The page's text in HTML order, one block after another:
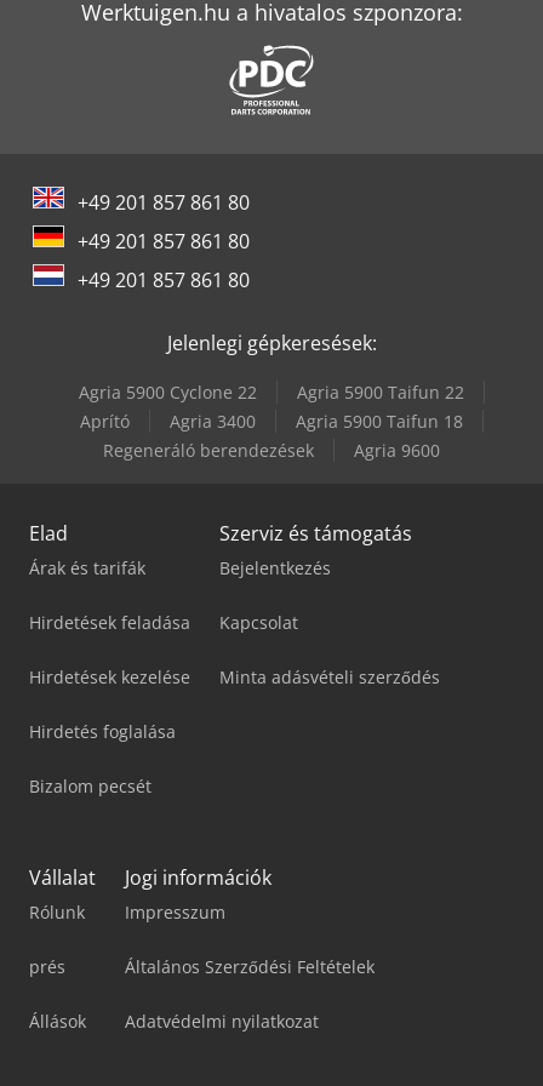
bálatípustól függően állítható. A láncadagoló a bálát a
maródobhoz tolja, az előtolás sebessége állítható. A
maródob több foggal szerelt, amelyek felszakítják a bálát. A
leválasztott szalmát a gép kiüríti. --- A gépek kizárólag
kb. 9.720 € nettó (kivitel függvényében). A kender aprítása
a szalmadarálóval nem lehetséges. Alapanyagra vonatkozó
követelmények: Maximális nedvességtartalom: 12%
Werktuigen.hu a hivatalos szponzora:
+49 201 857 861 80
+49 201 857 861 80
+49 201 857 861 80
Jelenlegi gépkeresések:
Agria 5900 Cyclone 22
Agria 5900 Taifun 22
Aprító
Agria 3400
Agria 5900 Taifun 18
Regeneráló berendezések
Agria 9600
Elad
Árak és tarifák
Hirdetések feladása
Hirdetések kezelése
Hirdetés foglalása
Bizalom pecsét
Szerviz és támogatás
Bejelentkezés
Kapcsolat
Minta adásvételi szerződés
Vállalat
Rólunk
prés
Állások
Jogi információk
Impresszum
Általános Szerződési Feltételek
Adatvédelmi nyilatkozat